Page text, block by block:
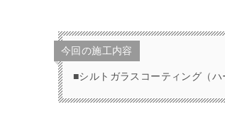
今回の施工内容
■シルトガラスコーティング（ハ